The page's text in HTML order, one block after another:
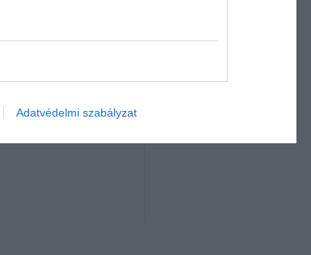
Adatvédelmi szabályzat